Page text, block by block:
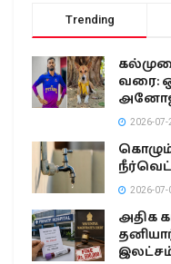
Trending
வரை:
2026-07-
2026-07-
அதிக